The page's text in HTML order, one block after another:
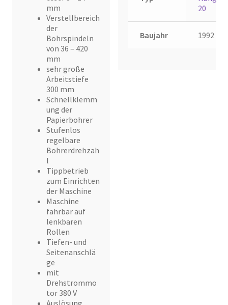
mm
Verstellbereich
der
Bohrspindeln
von 36 – 420
mm
sehr große
Arbeitstiefe
300 mm
Schnellklemm
ung der
Papierbohrer
Stufenlos
regelbare
Bohrerdrehzah
l
Tippbetrieb
zum Einrichten
der Maschine
Maschine
fahrbar auf
lenkbaren
Rollen
Tiefen- und
Seitenanschlä
ge
mit
Drehstrommo
tor 380 V
20
Baujahr 1992